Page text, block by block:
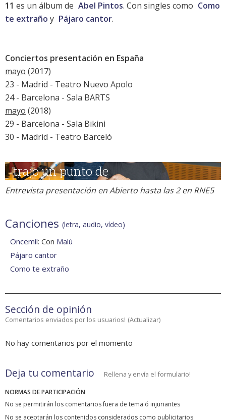
11 es un álbum de Abel Pintos. Con singles como Como
te extraño y Pájaro cantor.
Conciertos presentación en España
mayo (2017)
23 - Madrid - Teatro Nuevo Apolo
24 - Barcelona - Sala BARTS
mayo (2018)
29 - Barcelona - Sala Bikini
30 - Madrid - Teatro Barceló
Entrevista presentación en Abierto hasta las 2 en RNE5
Canciones (letra, audio, vídeo)
Oncemil: Con Malú
Pájaro cantor
Como te extraño
Sección de opinión
Comentarios enviados por los usuarios! (Actualizar)
No hay comentarios por el momento
Deja tu comentario Rellena y envía el formulario!
NORMAS DE PARTICIPACIÓN
No se permitirán los comentarios fuera de tema ó injuriantes
No se aceptarán los contenidos considerados como publicitarios